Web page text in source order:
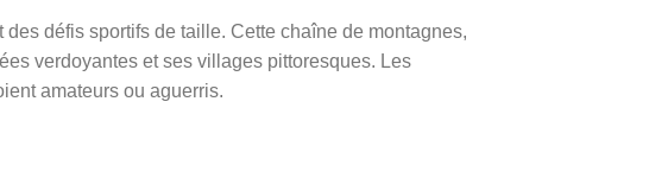
défis sportifs de taille. Cette chaîne de montagnes,
verdoyantes et ses villages pittoresques. Les
amateurs ou aguerris.